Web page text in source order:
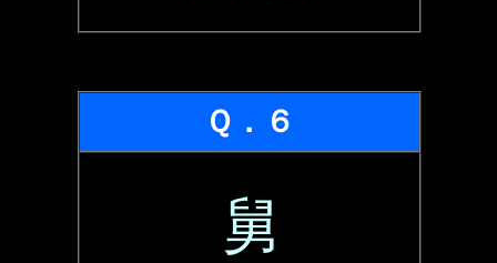
Ｑ．６
舅